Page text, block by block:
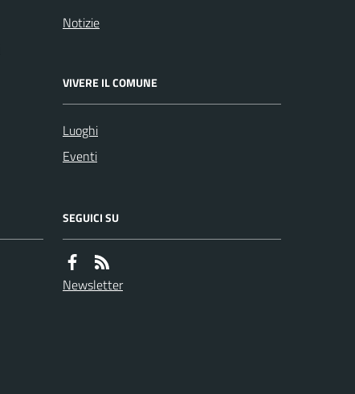
Notizie
VIVERE IL COMUNE
Luoghi
Eventi
SEGUICI SU
Newsletter